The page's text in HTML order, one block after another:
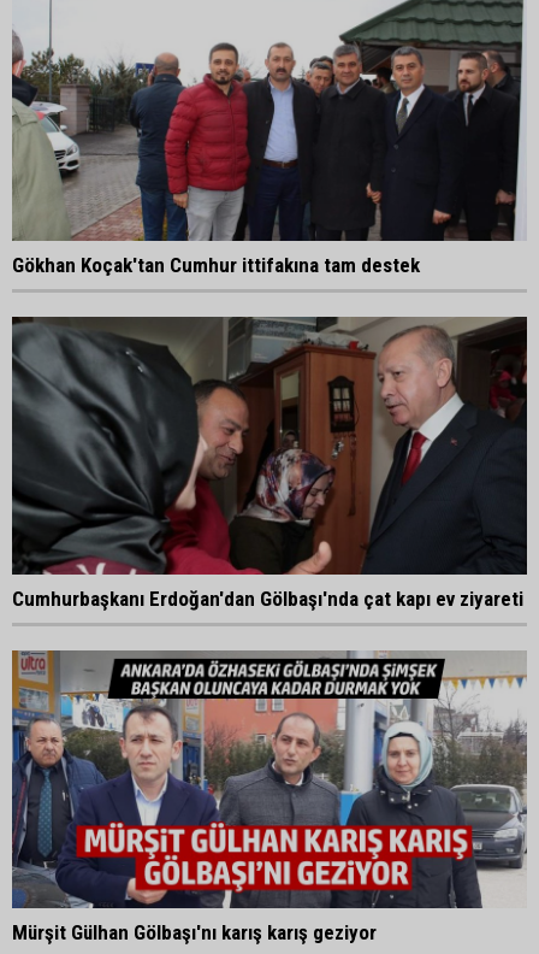
Gökhan Koçak'tan Cumhur ittifakına tam destek
Cumhurbaşkanı Erdoğan'dan Gölbaşı'nda çat kapı ev ziyareti
Mürşit Gülhan Gölbaşı'nı karış karış geziyor